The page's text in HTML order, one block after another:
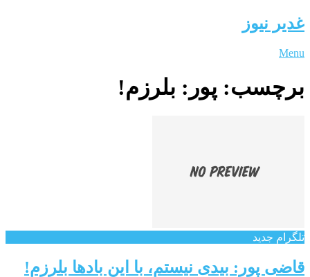
غدیر نیوز
Menu
برچسب: پور: بلرزم!
تلگرام جدید
قاضی پور: بیدی نیستم، با این بادها بلرزم!